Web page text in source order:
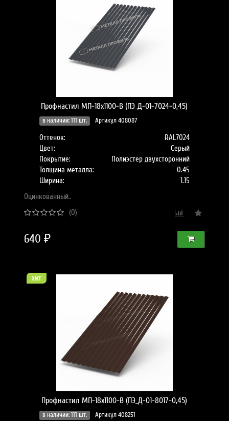
Профнастил МП-18x1100-B (ПЭ_Д-01-7024-0,45)
в наличии: 111 шт. Артикул 408087
Оттенок:
RAL7024
Цвет:
Серый
Покрытие:
Полиэстер двухсторонний
Толщина металла:
0.45
Ширина:
1.15
Оцинкованный..
(0)
640 ₽
хит
Профнастил МП-18x1100-B (ПЭ_Д-01-8017-0,45)
в наличии: 111 шт. Артикул 408251